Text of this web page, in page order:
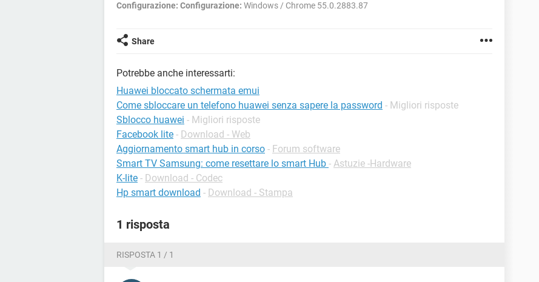
Configurazione: Configurazione: Windows / Chrome 55.0.2883.87
Share
Potrebbe anche interessarti:
Huawei bloccato schermata emui
Come sbloccare un telefono huawei senza sapere la password - Migliori risposte
Sblocco huawei - Migliori risposte
Facebook lite - Download - Web
Aggiornamento smart hub in corso - Forum software
Smart TV Samsung: come resettare lo smart Hub - Astuzie -Hardware
K-lite - Download - Codec
Hp smart download - Download - Stampa
1 risposta
RISPOSTA 1 / 1